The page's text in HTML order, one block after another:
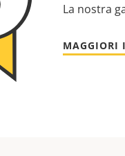
La nostra
MAGGIORI